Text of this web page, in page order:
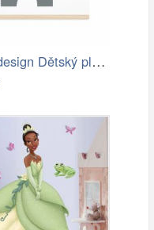
Pieris design Dětský plakát - hroch